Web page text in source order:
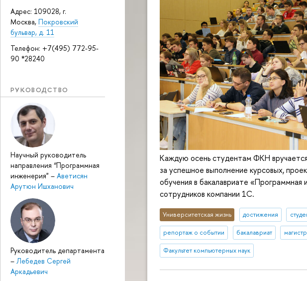
Адрес: 109028, г.
Москва, Покровский
бульвар, д. 11
Телефон: +7(495) 772-95-
90 *28240
РУКОВОДСТВО
Научный руководитель
направления “Программная
инженерия" – Аветисян
Арутюн Ишханович
Руководитель департамента
– Лебедев Сергей
Аркадьевич
Каждую осень студентам ФКН
за успешное выполнение курсовых,
обучения в бакалавриате
сотрудников компании 1С.
Университетская жизнь достижения
репортаж о событии бакалавриат
Факультет компьютерных наук